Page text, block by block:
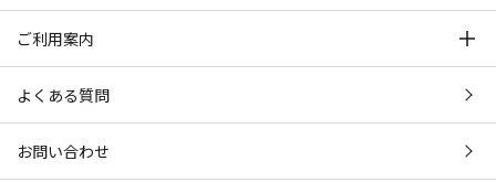
ご利用案内
よくある質問
お問い合わせ